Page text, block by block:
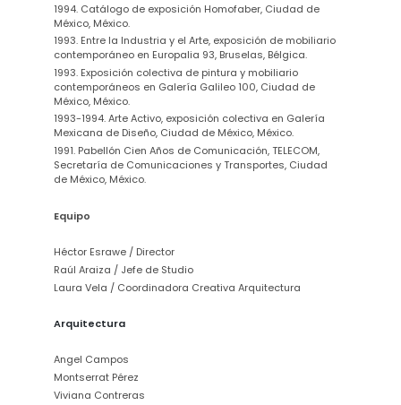
1994. Catálogo de exposición Homofaber, Ciudad de
México, México.
1993. Entre la Industria y el Arte, exposición de mobiliario
contemporáneo en Europalia 93, Bruselas, Bélgica.
1993. Exposición colectiva de pintura y mobiliario
contemporáneos en Galería Galileo 100, Ciudad de
México, México.
1993-1994. Arte Activo, exposición colectiva en Galería
Mexicana de Diseño, Ciudad de México, México.
1991. Pabellón Cien Años de Comunicación, TELECOM,
Secretaría de Comunicaciones y Transportes, Ciudad
de México, México.
Equipo
Héctor Esrawe / Director
Raúl Araiza / Jefe de Studio
Laura Vela / Coordinadora Creativa Arquitectura
Arquitectura
Angel Campos
Montserrat Pérez
Viviana Contreras